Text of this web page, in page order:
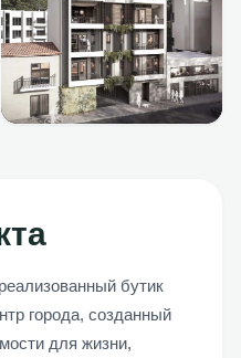
бутик
города, созданный
для жизни,